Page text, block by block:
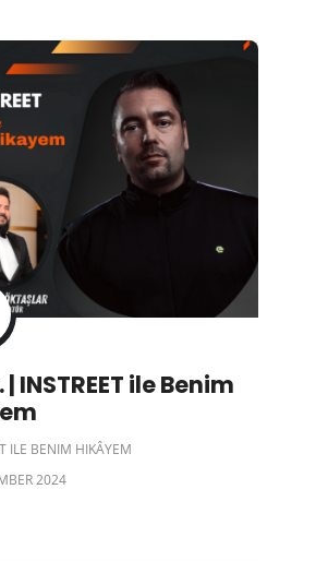
| INSTREET ile Benim
ILE BENIM HIKÂYEM
2024